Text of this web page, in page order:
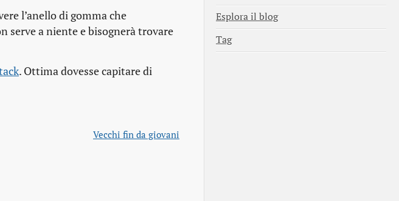
l’anello di gomma che
serve a niente e bisognerà trovare
. Ottima dovesse capitare di
Vecchi fin da giovani
Esplora il blog
Tag